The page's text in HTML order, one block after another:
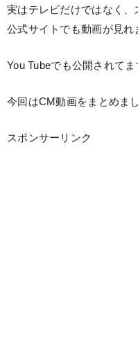
実はテレビだけではなく、
公式サイトでも動画が見れ
You Tubeでも公開されてま
今回はCM動画をまとめま
スポンサーリンク